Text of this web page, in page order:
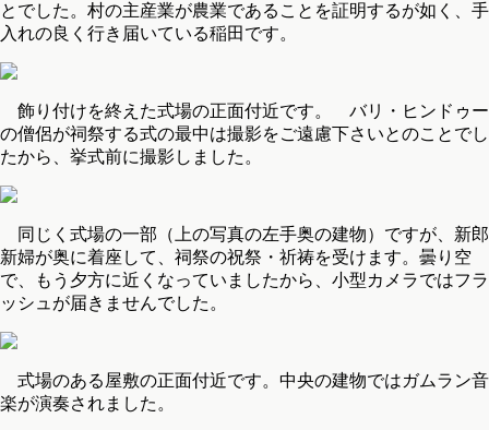
とでした。村の主産業が農業であることを証明するが如く、手
入れの良く行き届いている稲田です。
飾り付けを終えた式場の正面付近です。 バリ・ヒンドゥー
の僧侶が祠祭する式の最中は撮影をご遠慮下さいとのことでし
たから、挙式前に撮影しました。
同じく式場の一部（上の写真の左手奥の建物）ですが、新郎
新婦が奥に着座して、祠祭の祝祭・祈祷を受けます。曇り空
で、もう夕方に近くなっていましたから、小型カメラではフラ
ッシュが届きませんでした。
式場のある屋敷の正面付近です。中央の建物ではガムラン音
楽が演奏されました。